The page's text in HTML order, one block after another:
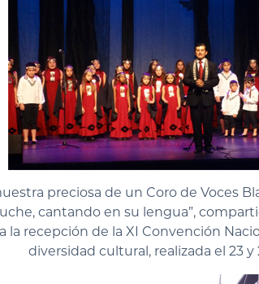
preciosa de un Coro de Voces
cantando en su lengua”,
la recepción de la XI Convención
diversidad cultural, realizada el 23